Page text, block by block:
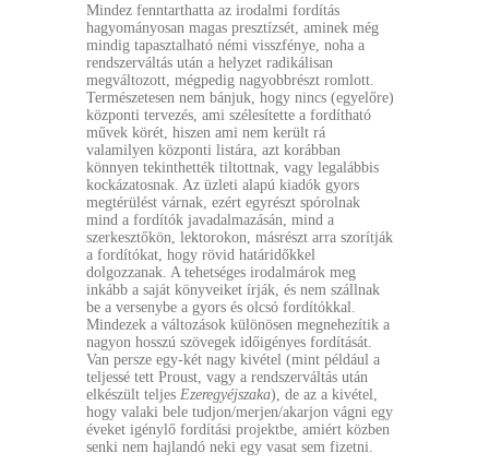
Mindez fenntarthatta az irodalmi fordítás
hagyományosan magas presztízsét, aminek még
mindig tapasztalható némi visszfénye, noha a
rendszerváltás után a helyzet radikálisan
megváltozott, mégpedig nagyobbrészt romlott.
Természetesen nem bánjuk, hogy nincs (egyelőre)
központi tervezés, ami szélesítette a fordítható
művek körét, hiszen ami nem került rá
valamilyen központi listára, azt korábban
könnyen tekinthették tiltottnak, vagy legalábbis
kockázatosnak. Az üzleti alapú kiadók gyors
megtérülést várnak, ezért egyrészt spórolnak
mind a fordítók javadalmazásán, mind a
szerkesztőkön, lektorokon, másrészt arra szorítják
a fordítókat, hogy rövid határidőkkel
dolgozzanak. A tehetséges irodalmárok meg
inkább a saját könyveiket írják, és nem szállnak
be a versenybe a gyors és olcsó fordítókkal.
Mindezek a változások különösen megnehezítik a
nagyon hosszú szövegek időigényes fordítását.
Van persze egy-két nagy kivétel (mint például a
teljessé tett Proust, vagy a rendszerváltás után
elkészült teljes Ezeregyéjszaka), de az a kivétel,
hogy valaki bele tudjon/merjen/akarjon vágni egy
éveket igénylő fordítási projektbe, amiért közben
senki nem hajlandó neki egy vasat sem fizetni.